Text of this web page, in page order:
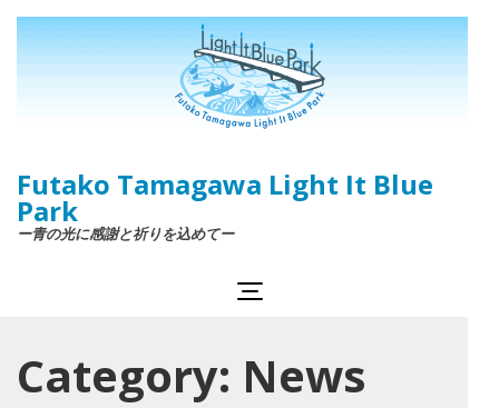
Skip
to
Futako Tamagawa Light It Blue
Park
ー青の光に感謝と祈りを込めてー
Category: News